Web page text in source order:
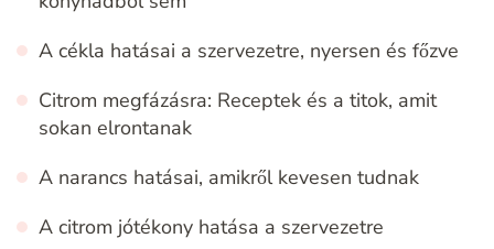
A cékla hatásai a szervezetre, nyersen és főzve
Citrom megfázásra: Receptek és a titok, amit
sokan elrontanak
A narancs hatásai, amikről kevesen tudnak
A citrom jótékony hatása a szervezetre